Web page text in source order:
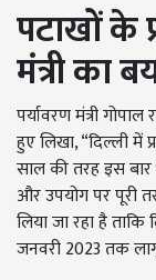
पटाखों के
मंत्री का
पर्यावरण मंत्री
हुए लिखा, “दिल्ली
साल की तरह इस बार
और उपयोग पर पूरी
लिया जा रहा है
जनवरी 2023 तक